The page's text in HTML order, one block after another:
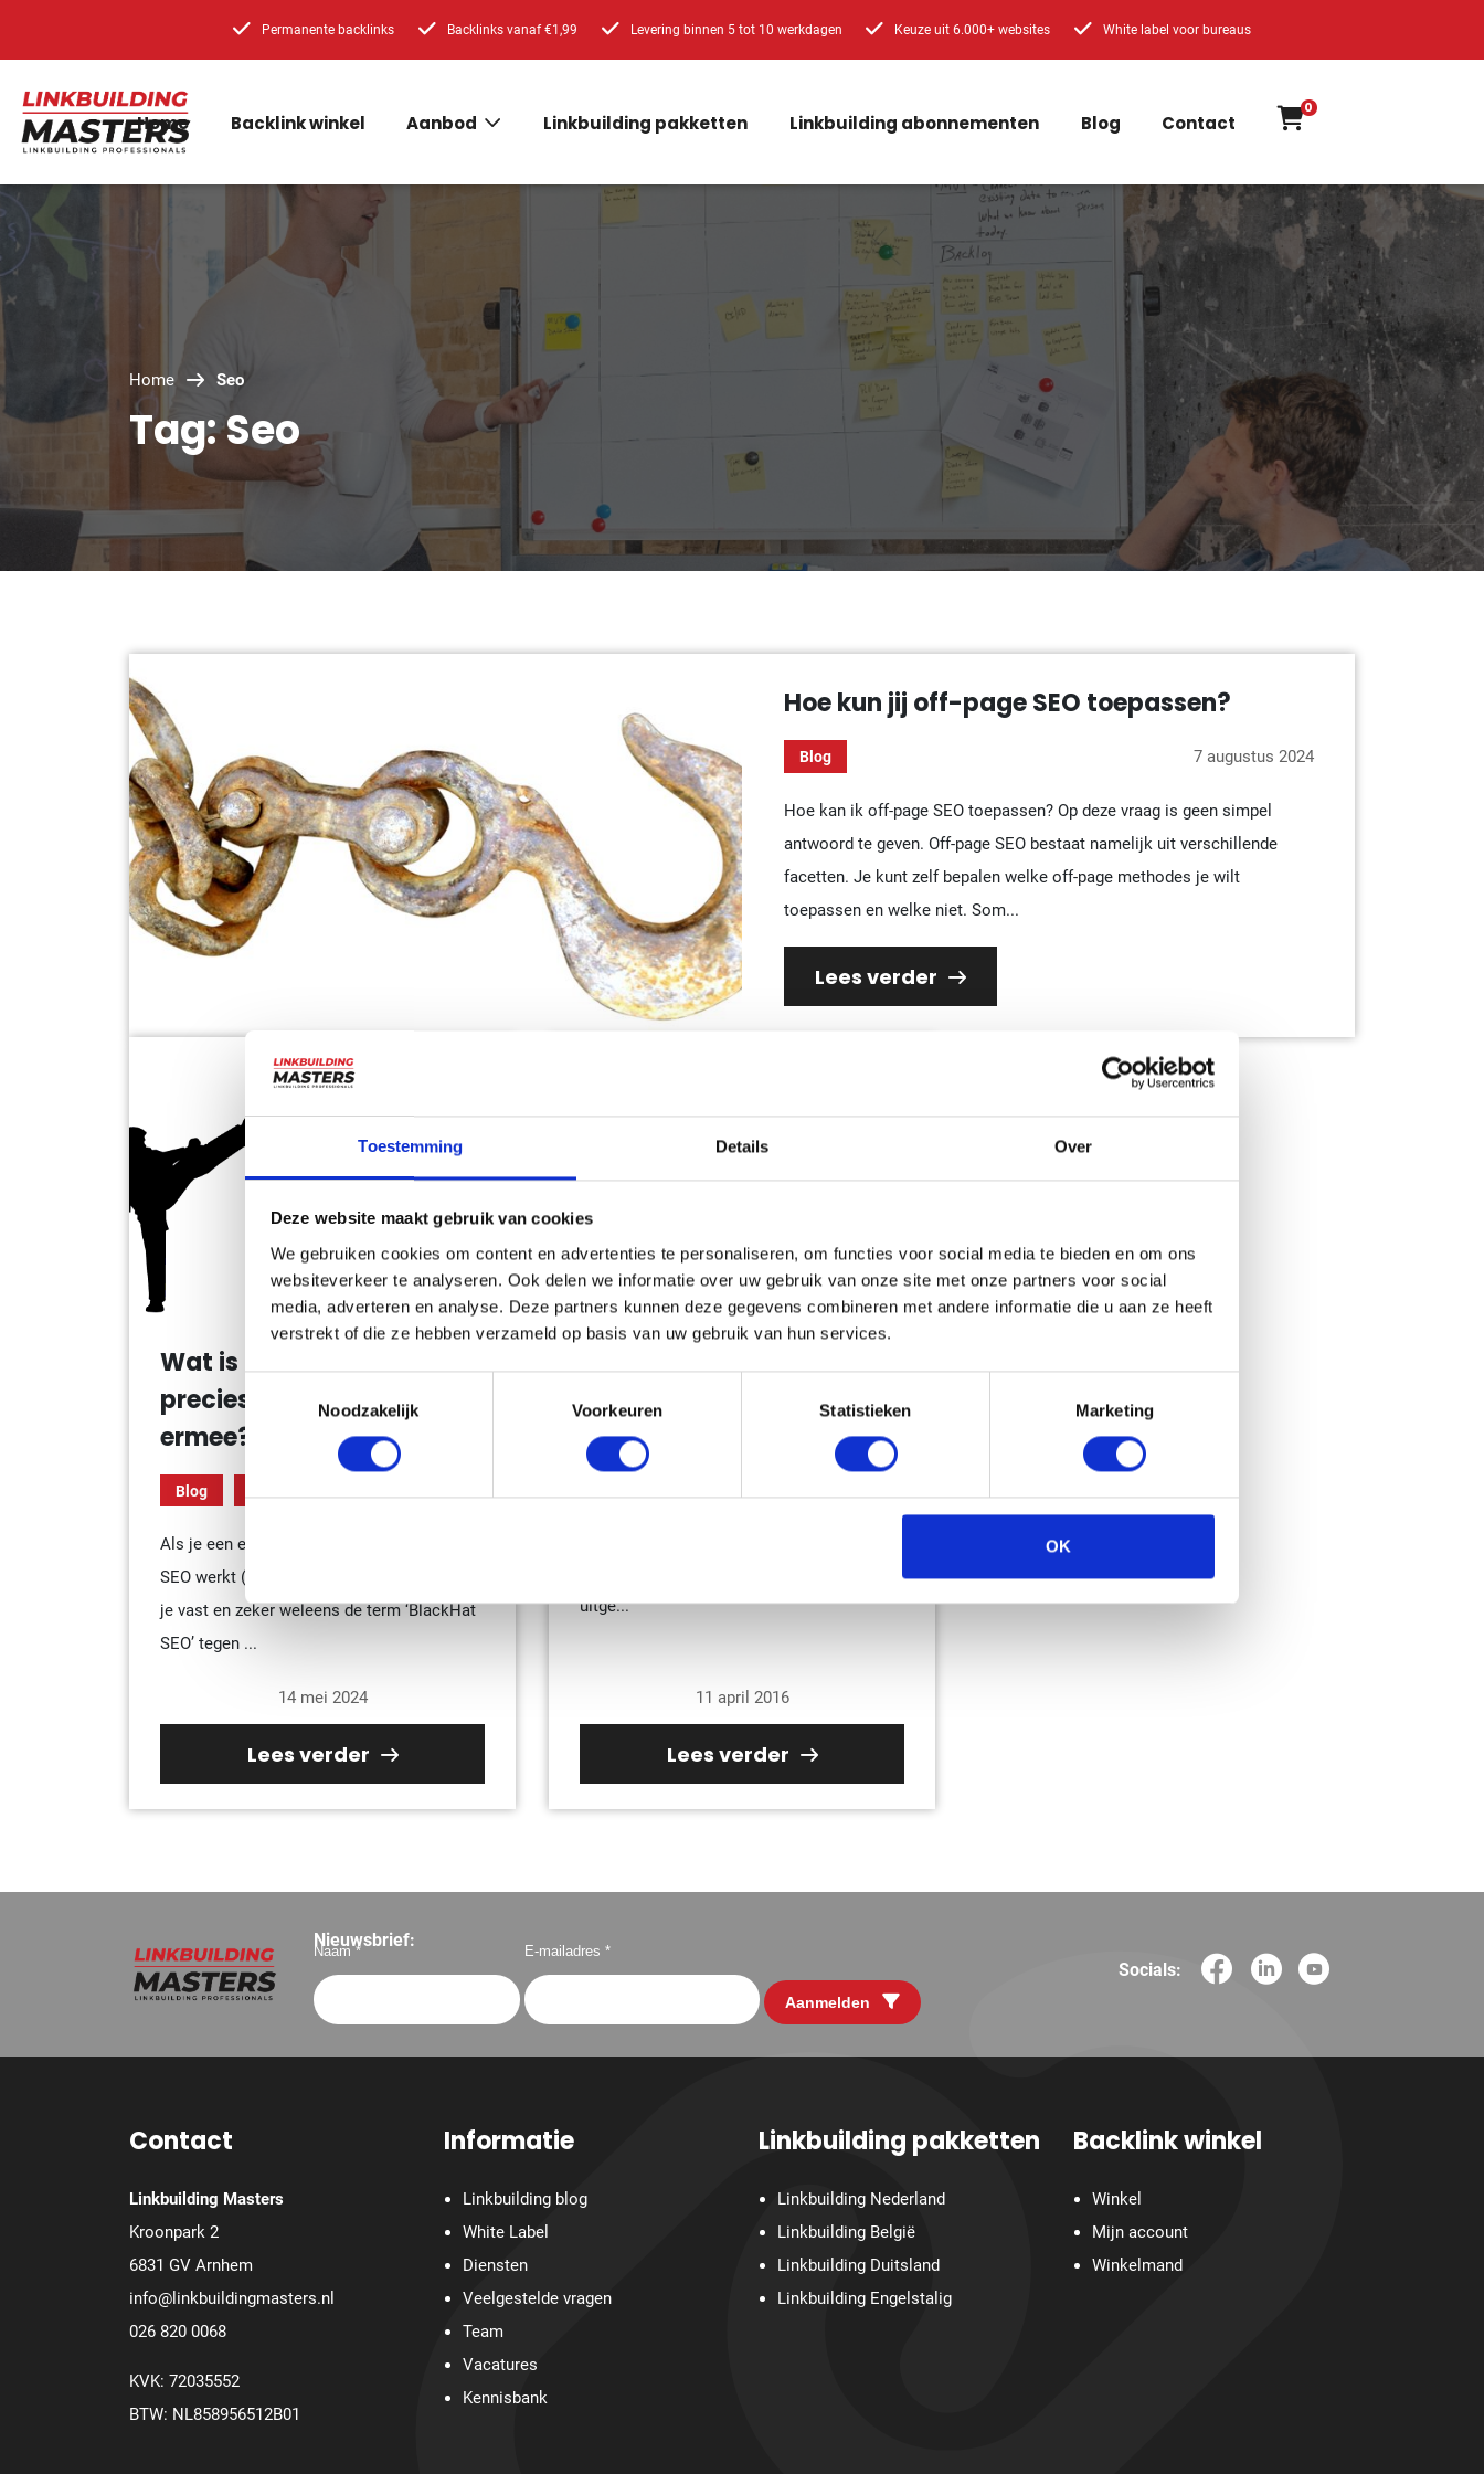
Toestemming Details Over
Deze website maakt gebruik van cookies
We gebruiken cookies om content en advertenties te personaliseren, om functies voor social media te bieden en om ons
websiteverkeer te analyseren. Ook delen we informatie over uw gebruik van onze site met onze partners voor social
media, adverteren en analyse. Deze partners kunnen deze gegevens combineren met andere informatie die u aan ze heeft
verstrekt of die ze hebben verzameld op basis van uw gebruik van hun services.
Noodzakelijk
Voorkeuren Statistieken Marketing
OK
Permanente backlinks Backlinks vanaf €1,99 Levering binnen 5 tot 10 werkdagen Keuze uit 6.000+ websites White label voor bureaus
Home Backlink winkel Aanbod Linkbuilding pakketten Linkbuilding abonnementen Blog Contact
0
Home Seo
Tag: Seo
Hoe kun jij off-page SEO toepassen?
Blog 7 augustus 2024
Hoe kan ik off-page SEO toepassen? Op deze vraag is geen simpel
antwoord te geven. Off-page SEO bestaat namelijk uit verschillende
facetten. Je kunt zelf bepalen welke off-page methodes je wilt
toepassen en welke niet. Som...
Lees verder
Wat is Black hat SEO
precies en wat moet ik
ermee?
Blog
Als je een enigszins bekend bent met hoe
SEO werkt (zoekmachine optimalisatie) ben
je vast en zeker weleens de term ‘BlackHat
SEO’ tegen ...
Lees verder
14 mei 2024
Zoekmachine
optimalisatie
Blog
uitge...
Lees verder
11 april 2016
Nieuwsbrief:
Naam * E-mailadres *
Aanmelden
Socials:
Contact
Linkbuilding Masters
Kroonpark 2
6831 GV Arnhem
info@linkbuildingmasters.nl
026 820 0068
KVK: 72035552
BTW: NL858956512B01
Informatie
Linkbuilding blog
White Label
Diensten
Veelgestelde vragen
Team
Vacatures
Kennisbank
Linkbuilding pakketten
Linkbuilding Nederland
Linkbuilding België
Linkbuilding Duitsland
Linkbuilding Engelstalig
Backlink winkel
Winkel
Mijn account
Winkelmand